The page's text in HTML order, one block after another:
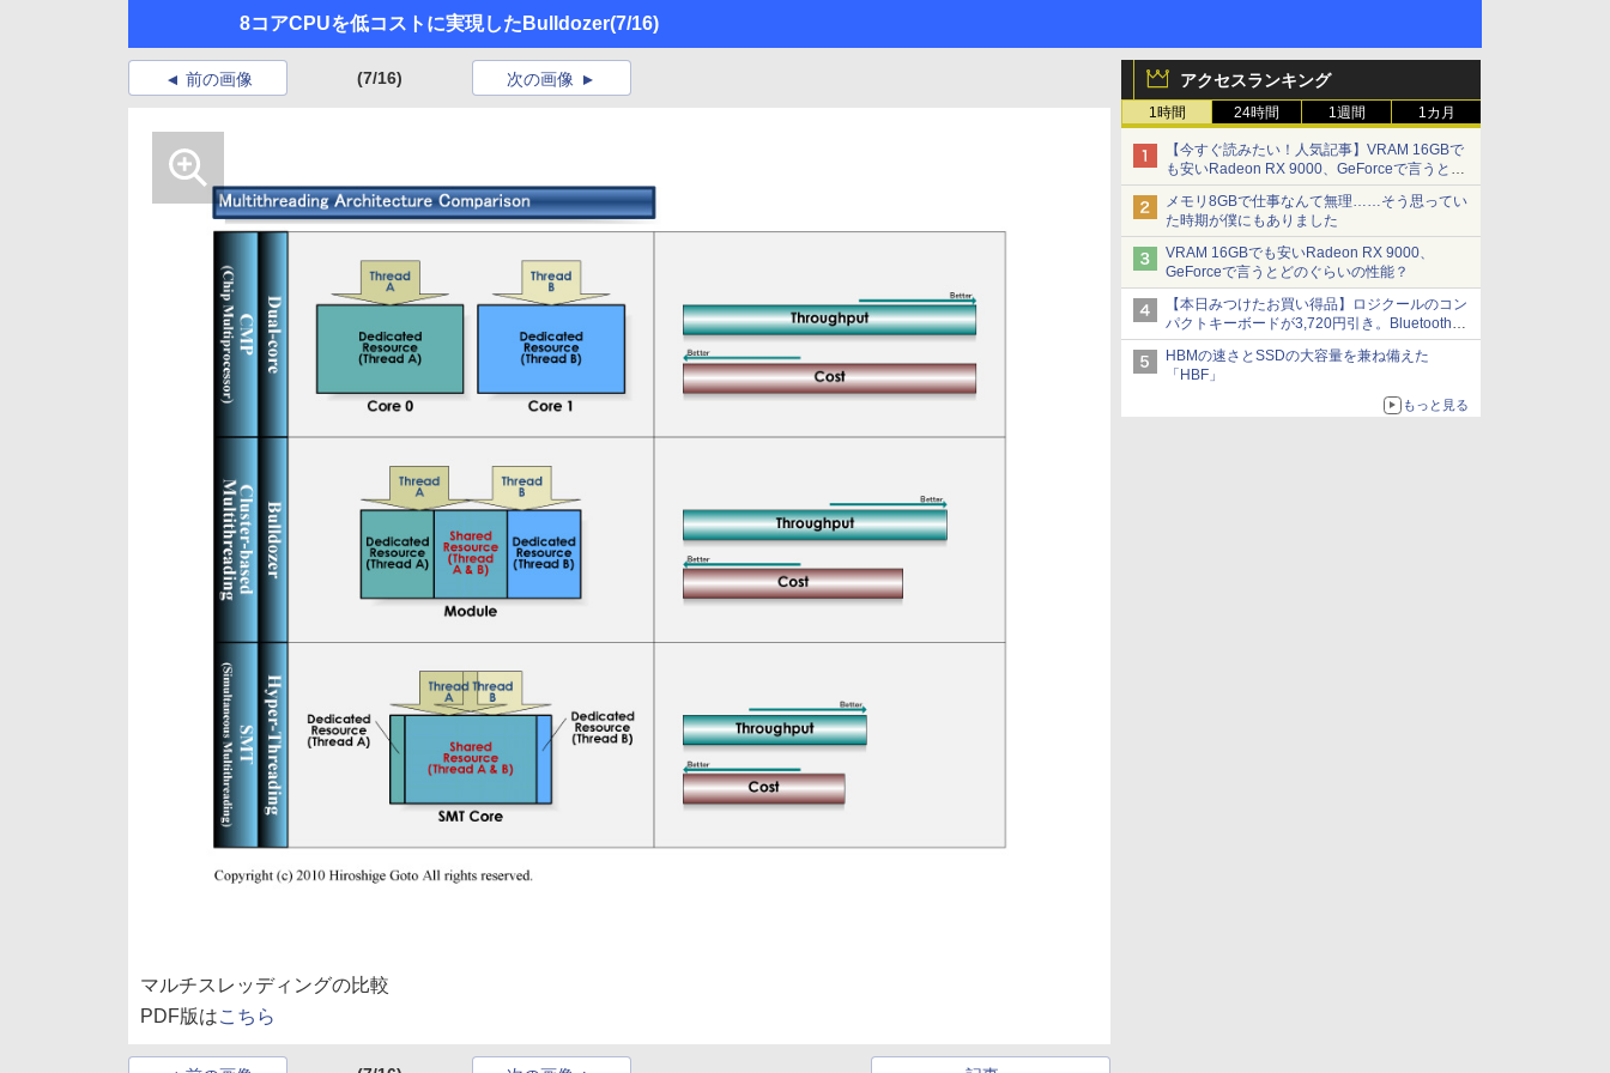
8コアCPUを低コストに実現したBulldozer(7/16)
アクセスランキング
1時間 24時間 1週間 1カ月
【今すぐ読みたい！人気記事】VRAM 16GBで
も安いRadeon RX 9000、GeForceで言うとど
のぐらいの性能？ - PC Watch
メモリ8GBで仕事なんて無理……そう思ってい
た時期が僕にもありました
VRAM 16GBでも安いRadeon RX 9000、
GeForceで言うとどのぐらいの性能？
【本日みつけたお買い得品】ロジクールのコン
パクトキーボードが3,720円引き。Bluetoothで3
台接続対応
HBMの速さとSSDの大容量を兼ね備えた
「HBF」
もっと見る
前の画像 (7/16) 次の画像
マルチスレッディングの比較
PDF版はこちら